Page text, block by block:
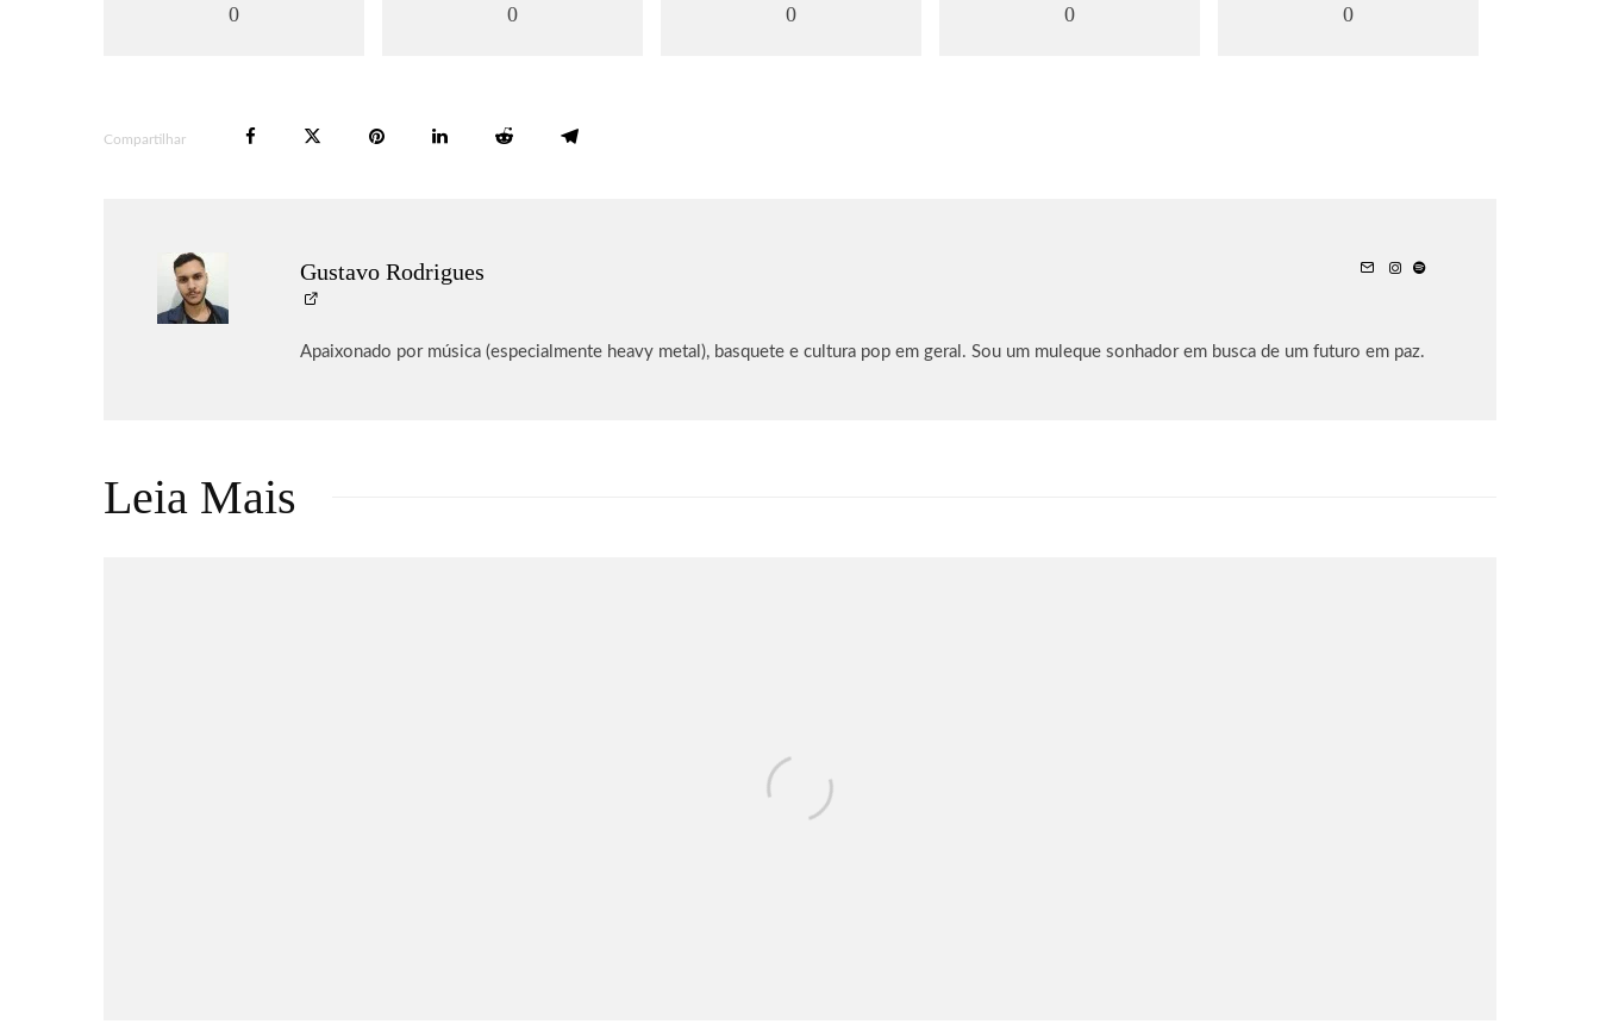
0 0 0 0 0
Compartilhar
Gustavo Rodrigues
Apaixonado por música (especialmente heavy metal), basquete e cultura pop em geral. Sou um muleque sonhador em busca de um futuro em paz.
Leia Mais